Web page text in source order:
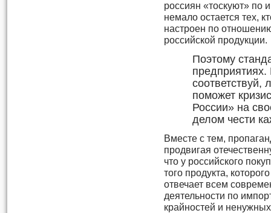
россиян «тоскуют» по
немало остается тех,
настроен по
российской продукции.
Поэтому
соответствуй,
поможет
России» на
делом чести
Вместе с тем,
продвигая
что у российского
того продукта,
отвечает всем
деятельности по
крайностей и